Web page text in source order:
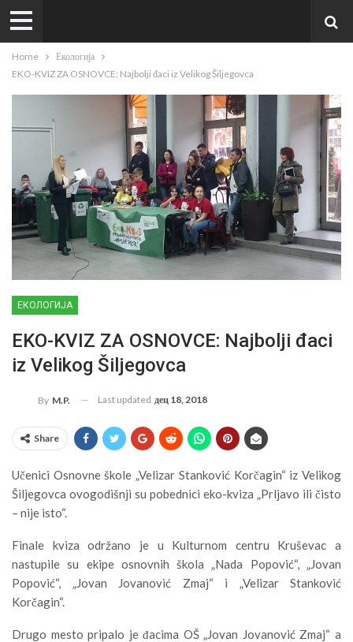
Home
Екологија
EKO-KVIZ ZA OSNOVCE: Najbolji đaci iz Velikog Šiljegovca
ЕКОЛОГИЈА
EKO-KVIZ ZA OSNOVCE: Najbolji đaci
iz Velikog Šiljegovca
By M.P. Last updated дец 18, 2018
Share
Učenici Osnovne škole „Velizar Stanković Korčagin“ iz Velikog
Šiljegovca ovogodišnji su pobednici eko-kviza „Prljavo ili čisto
– nije isto“.
Finale kviza održano je u Kulturnom centru Kruševac a
nastupile su ekipe osnovnih škola „Nada Popović“, „Jovan
Popović“, „Jovan Jovanović Zmaj“ i „Velizar Stanković
Korčagin“.
Drugo mesto pripalo je đacima OŠ „Jovan Jovanović Zmaj“ a